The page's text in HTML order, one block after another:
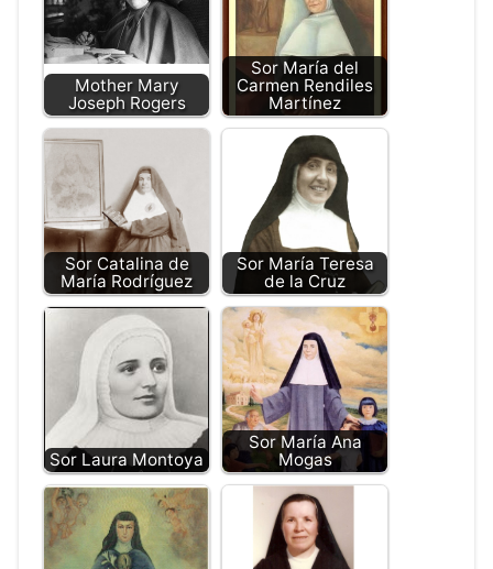
Mother Mary
Joseph Rogers
Sor María del
Carmen Rendiles
Martínez
Sor Catalina de
María Rodríguez
Sor María Teresa
de la Cruz
Sor Laura Montoya
Sor María Ana
Mogas